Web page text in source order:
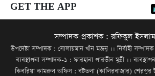
GET THE APP
সম্পাদক-প্রকাশক : রফিকুল
উপদেষ্টা সম্পাদক : সোলায়মান খাঁন মজনু ।। নির্বাহী
ব্যবস্থাপনা সম্পাদক-১ : ফারহানা পারভীন মুন্নী ।।
কিবরিয়া কামরুল অফিস : বটতলা (কালিরবাজার) শেরপুর